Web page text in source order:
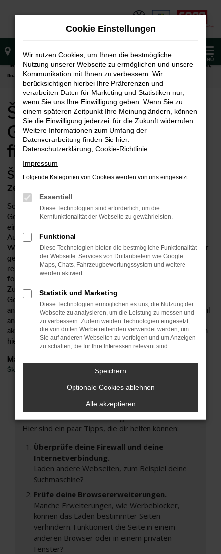
Zum
MENÜ
Startseite Škoda Škoda Superb
Škoda Superb Gebrauchtwagen kaufen,
finanzieren, leasen
Škoda Superb
Gebrauchtwagen kaufen,
finanzieren, leasen
Škoda Superb Gebrauchtwagen:
zeitlose Qualität
Schnäppchenjäger aufgepasst: mit einem Škoda Superb
Gebrauchtwagen kommen Sie besonders preisgünstig zu
einem neuen Fahrzeug. Wir sind seit rund 60 Jahren in der
Automobilbranche tätig und unterhalten eine eigene
Werkstatt. Entsprechend versteht sich von selbst, dass jeder
gebrauchte Škoda Superb umfangreich geprüft und ggf.
repariert wird, bevor er in den Verkauf gelangt. Anders
formuliert, stellen wir sicher, dass Sie in ein Fahrzeug in Top-
Zustand steigen und übernehmen hierfür gerne auch die
Gewährleistung. Als Spezialist für den Škoda Superb und
andere Modelle der Marke halten wir stets ein große Auswahl
an Fahrzeugen auf Lager. Gerne nehmen wir auch Ihren
aktuellen Gebrauchtwagen in Zahlung und unterbreiten Ihnen
hierfür ein gutes Angebot.
Marken
Škoda
Beim Laden ist ein Fehler aufgetreten.
Hier sind ein paar Tipps, die dir helfen können:
Überprüfe deine Firewall und deine
Internetverbindung.
Laden andere Webseiten, zum Beispiel deine
Suchmaschine?
Prüfe deine Browsererweiterungen.
Manche Erweiterungen, wie Werbeblocker,
können das Laden bestimmter Seiten
verhindern. Funktioniert die Seite in einem
anderen Browser oder in einem privaten
Fenster?
Cookie Einstellungen
Wir nutzen Cookies, um Ihnen die bestmögliche
Nutzung unserer Webseite zu ermöglichen und unsere
Kommunikation mit Ihnen zu verbessern. Wir
berücksichtigen hierbei Ihre Präferenzen und
verarbeiten Daten für Marketing und Statistiken nur,
wenn Sie uns Ihre Einwilligung geben. Wenn Sie zu
einem späteren Zeitpunkt Ihre Meinung ändern, können
Sie die Einwilligung jederzeit für die Zukunft widerrufen.
Weitere Informationen zum Umfang der
Datenverarbeitung finden Sie hier:
Datenschutzerklärung Cookie-Richtlinie
Impressum
Folgende Kategorien von Cookies werden von uns eingesetzt:
Essentiell
Diese Technologien sind erforderlich, um die
Kernfunktionalität der Webseite zu gewährleisten.
Funktional
Diese Technologien bieten die bestmögliche Funktionalität
der Webseite. Services von Drittanbietern wie Google
Maps, Chats, Fahrzeugbewertungssystem und weitere
werden aktiviert.
Statistik und Marketing
Diese Technologien ermöglichen es uns, die Nutzung der
Webseite zu analysieren, um die Leistung zu messen und
zu verbessern. Zudem werden Technologien eingesetzt,
die von dritten Werbetreibenden verwendet werden, um
Sie auf anderen Webseiten zu verfolgen und um Anzeigen
zu schalten, die für Ihre Interessen relevant sind.
Speichern
Optionale Cookies ablehnen
Alle akzeptieren